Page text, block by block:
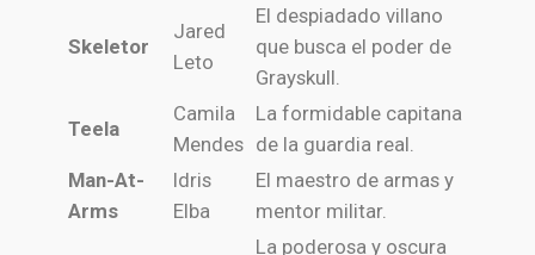
Skeletor
Jared
Leto
El despiadado villano
que busca el poder de
Grayskull.
Teela
Camila
Mendes
La formidable capitana
de la guardia real.
Man-At-
Arms
Idris
Elba
El maestro de armas y
mentor militar.
La poderosa y oscura